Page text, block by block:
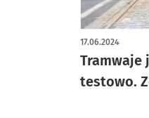
Tramwaje
testowo.
17.06.2024
artykuł z